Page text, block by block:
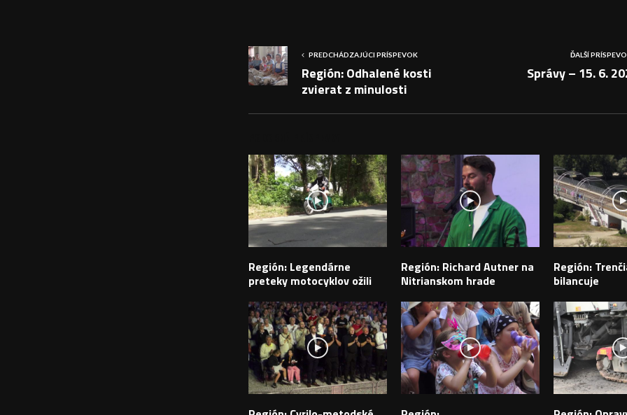
PREDCHÁDZAJÚCI PRÍSPEVOK
Región: Odhalené kosti
zvierat z minulosti
ĎALŠÍ
Správy – 15. 6.
Región: Legendárne
preteky motocyklov ožili
Región: Richard Autner na
Nitrianskom hrade
Región:
bilancuje